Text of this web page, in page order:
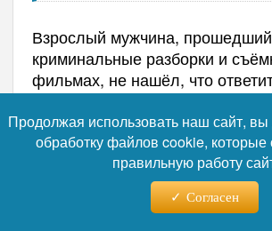
Взрослый мужчина, прошедший
криминальные разборки и
фильмах, не нашёл, что
и молчал. Этот немой ответ он
сих пор - как зеркало, в
посмотрел на себя со стороны
героя, а обычного труса.
Сейчас со старшим сыном у
отношения, хотя Глеб живёт с
Продолжая использовать наш сайт, вы
обработку файлов cookie, которые
правильную работу
Согласен